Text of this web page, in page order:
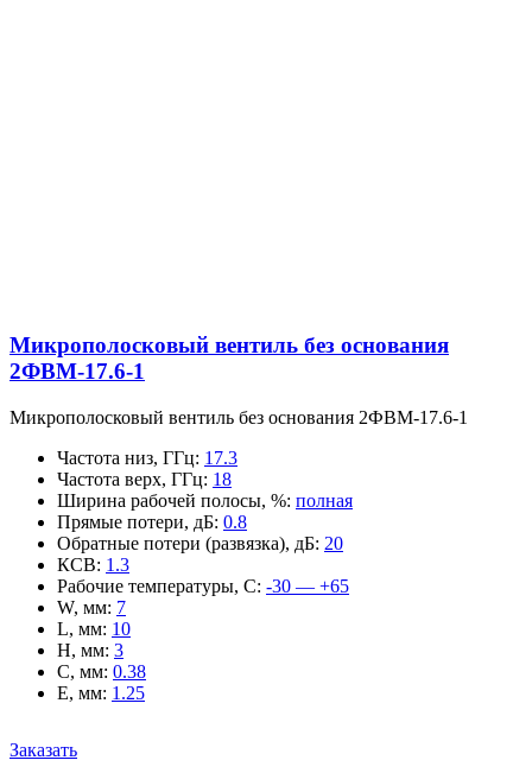
Микрополосковый вентиль без основания
2ФВМ-17.6-1
Микрополосковый вентиль без основания 2ФВМ-17.6-1
Частота низ, ГГц: 17.3
Частота верх, ГГц: 18
Ширина рабочей полосы, %: полная
Прямые потери, дБ: 0.8
Обратные потери (развязка), дБ: 20
КСВ: 1.3
Рабочие температуры, С: -30 — +65
W, мм: 7
L, мм: 10
H, мм: 3
C, мм: 0.38
E, мм: 1.25
Заказать